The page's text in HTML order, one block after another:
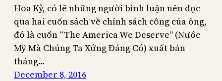
Hoa Kỳ, có lẽ những người bình luận nên đọc
qua hai cuốn sách về chính sách công của ông,
đó là cuốn “The America We Deserve” (Nước
Mỹ Mà Chúng Ta Xứng Đáng Có) xuất bản
tháng…
December 8, 2016